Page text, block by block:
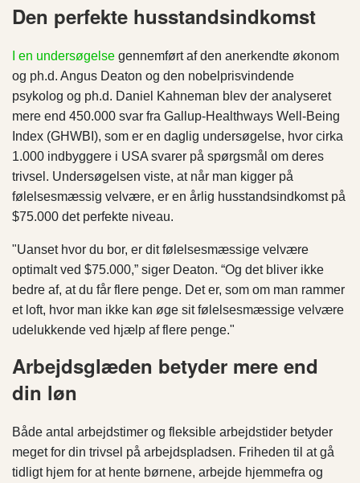
Den perfekte husstandsindkomst
I en undersøgelse gennemført af den anerkendte økonom
og ph.d. Angus Deaton og den nobelprisvindende
psykolog og ph.d. Daniel Kahneman blev der analyseret
mere end 450.000 svar fra Gallup-Healthways Well-Being
Index (GHWBI), som er en daglig undersøgelse, hvor cirka
1.000 indbyggere i USA svarer på spørgsmål om deres
trivsel. Undersøgelsen viste, at når man kigger på
følelsesmæssig velvære, er en årlig husstandsindkomst på
$75.000 det perfekte niveau.
"Uanset hvor du bor, er dit følelsesmæssige velvære
optimalt ved $75.000,” siger Deaton. “Og det bliver ikke
bedre af, at du får flere penge. Det er, som om man rammer
et loft, hvor man ikke kan øge sit følelsesmæssige velvære
udelukkende ved hjælp af flere penge."
Arbejdsglæden betyder mere end
din løn
Både antal arbejdstimer og fleksible arbejdstider betyder
meget for din trivsel på arbejdspladsen. Friheden til at gå
tidligt hjem for at hente børnene, arbejde hjemmefra og